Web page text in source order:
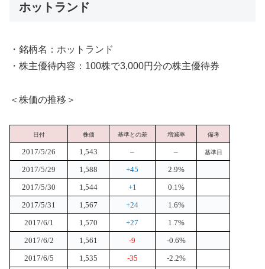
ホットランド
・銘柄名：ホットランド
・株主優待内容：100株で3,000円分の株主優待券
＜株価の推移＞
日付 株価 基準との差 増減率 備考
2017/5/26 1,543 – – 基準日
2017/5/29 1,588 +45
2.9%
2017/5/30
1,544 +1
0.1%
2017/5/31
1,567 +24
1.6%
2017/6/1
1,570 +27
1.7%
2017/6/2
1,561 -9
-0.6%
2017/6/5
1,535 -35
-2.2%